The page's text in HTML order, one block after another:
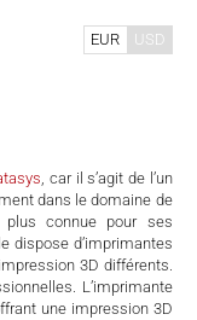
, car il s’agit de l’un
dans le domaine de
plus connue pour ses
dispose d’imprimantes
3D différents.
L’imprimante
une impression 3D
EUR USD